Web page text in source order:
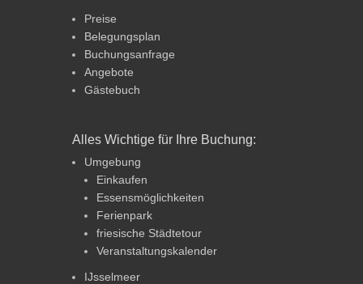
Preise
Belegungsplan
Buchungsanfrage
Angebote
Gästebuch
Alles Wichtige für Ihre Buchung:
Umgebung
Einkaufen
Essensmöglichkeiten
Ferienpark
friesische Städtetour
Veranstaltungskalender
IJsselmeer